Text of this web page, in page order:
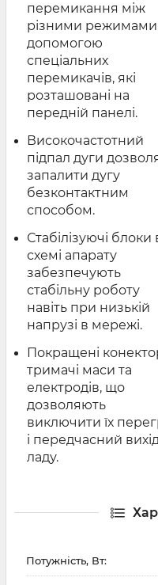
перемикання між
різними режимами
допомогою
спеціальних
перемикачів, які
розташовані на
передній панелі.
Високочастотний
підпал дуги
запалити дугу
безконтактним
способом.
Стабілізуючі блоки
схемі апарату
забезпечують
стабільну роботу
навіть при низькій
напрузі в мережі.
Покращені
тримачі маси та
електродів, що
дозволяють
виключити їх
і передчасний
ладу.
Потужність, Вт: